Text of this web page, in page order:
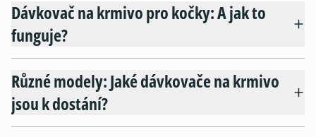
Dávkovač na krmivo pro kočky: A jak to
funguje?
Různé modely: Jaké dávkovače na krmivo
jsou k dostání?